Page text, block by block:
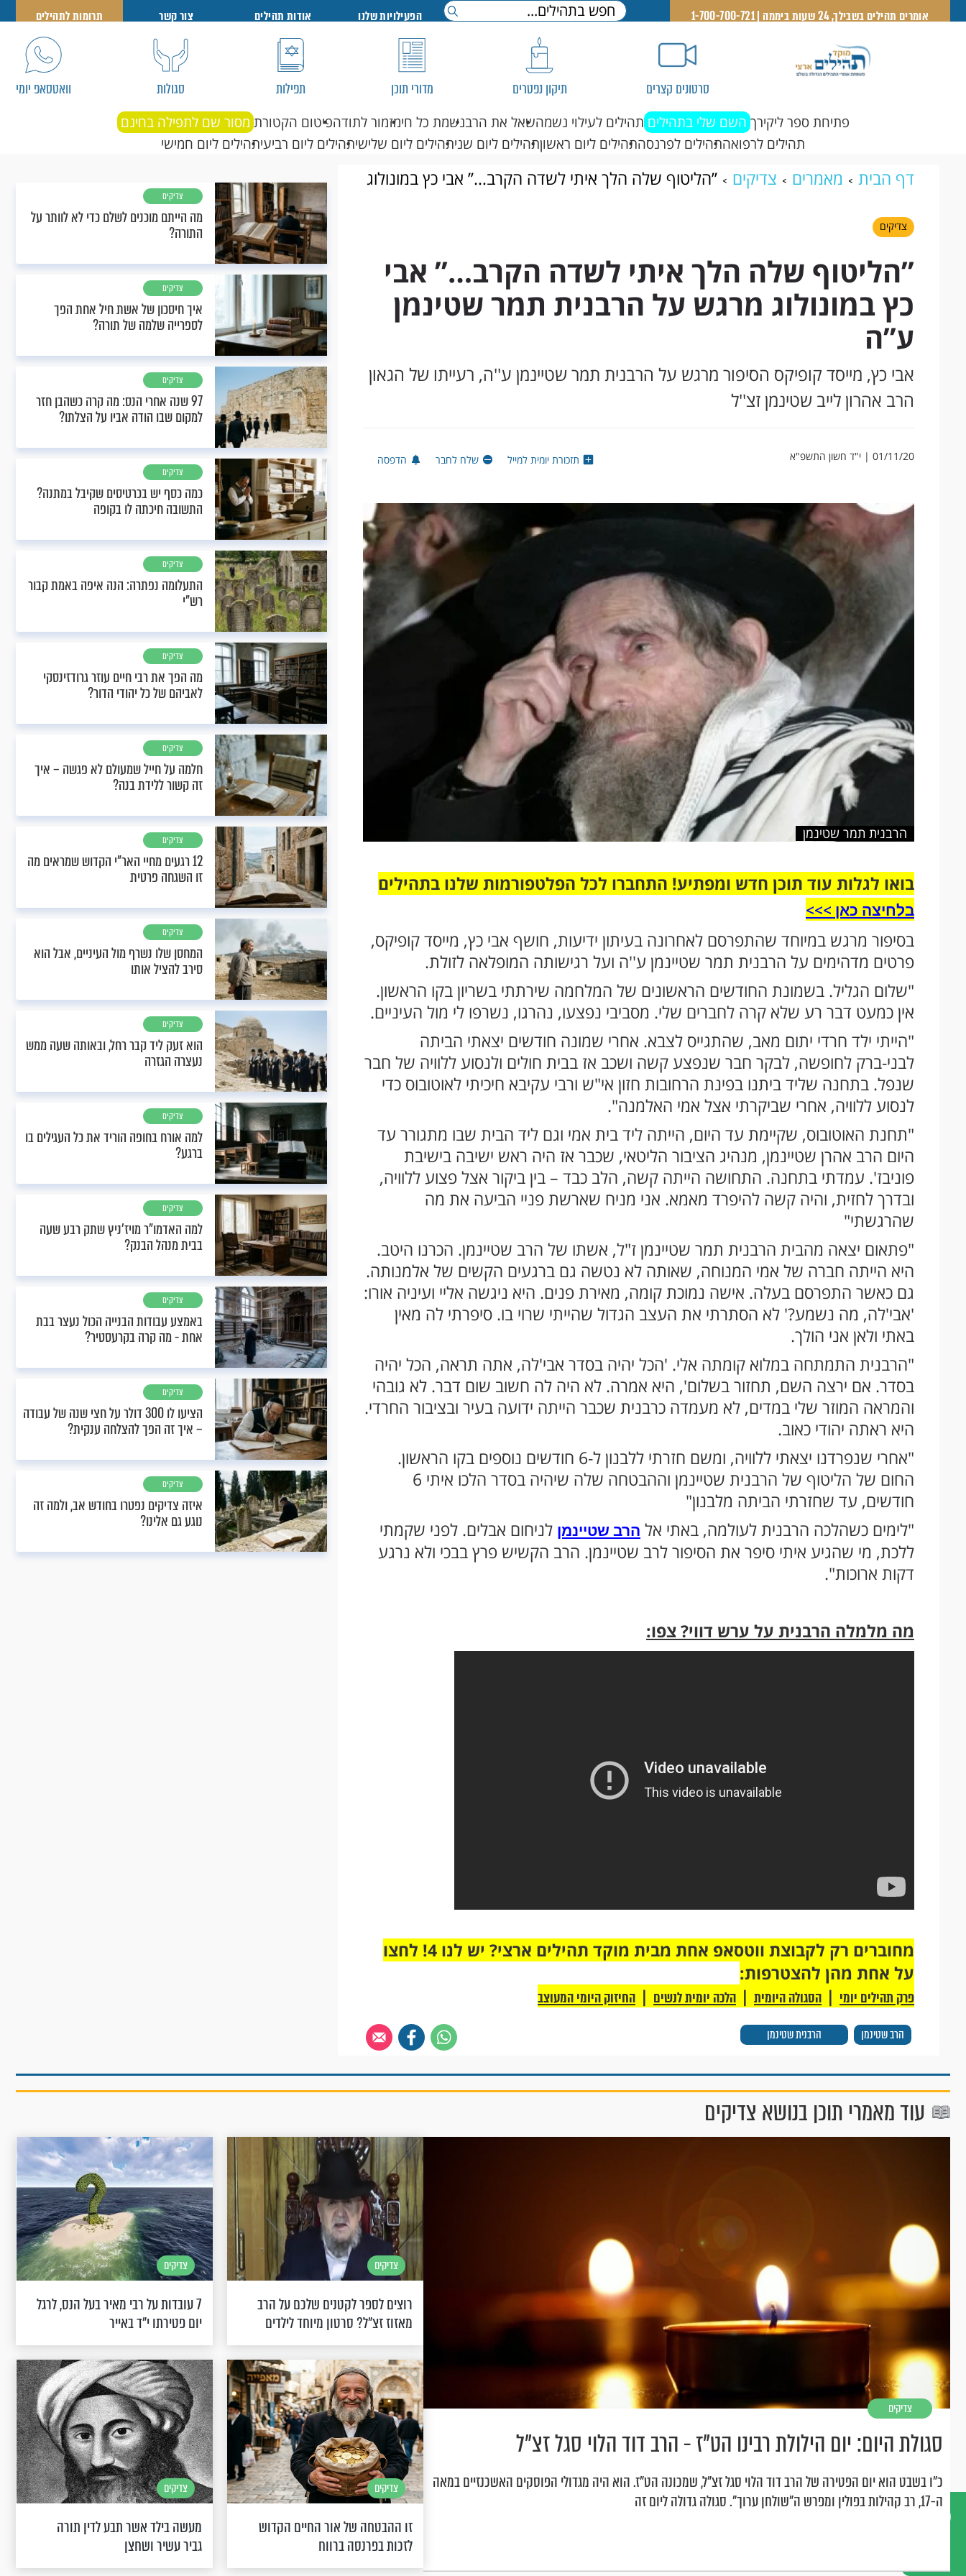
אומרים תהילים בשבילך, 24 שעות ביממה | 1-700-700-721 הפעילויות שלנו אודות תהילים צור קשר תרומות לתהילים
סרטונים קצרים תיקון נפטרים מדורי תוכן תפילות סגולות וואטסאפ יומי
פתיחת ספר ליקירך השם שלי בתהילים תהילים לעילוי נשמהשאל את הרבנשמת כל חימזמור לתודהפיטום הקטורת מסור שם לתפילה בחינם
תהילים לרפואהתהילים לפרנסהתהילים ליום ראשוןתהילים ליום שניתהילים ליום שלישיתהילים ליום רביעיתהילים ליום חמישי
דף הבית מאמרים צדיקים
’’הליטוף שלה הלך איתי לשדה הקרב…’’ אבי כץ במונולוג
מרגש על הרבנית תמר שטינמן ע’’ה
צדיקים
’’הליטוף שלה הלך איתי לשדה הקרב…’’ אבי
כץ במונולוג מרגש על הרבנית תמר שטינמן
ע’’ה
אבי כץ, מייסד קופיקס הסיפור מרגש על הרבנית תמר שטיינמן ע''ה, רעייתו של הגאון
הרב אהרון לייב שטינמן זצ''ל
01/11/20 | י"ד חשון התשפ"א תזכורת יומית למייל שלח לחבר הדפסה
הרבנית תמר שטינמן
בואו לגלות עוד תוכן חדש ומפתיע! התחברו לכל הפלטפורמות שלנו בתהילים
בלחיצה כאן >>>​
בסיפור מרגש במיוחד שהתפרסם לאחרונה בעיתון ידיעות, חושף אבי כץ, מייסד קופיקס,
פרטים מדהימים על הרבנית תמר שטיינמן ע''ה ועל רגישותה המופלאה לזולת.
"שלום הגליל. בשמונת החודשים הראשונים של המלחמה שירתתי בשריון בקו הראשון.
אין כמעט דבר רע שלא קרה לחברים שלי. מסביבי נפצעו, נהרגו, נשרפו לי מול העיניים.
"הייתי ילד חרדי יתום מאב, שהתגייס לצבא. אחרי שמונה חודשים יצאתי הביתה
לבני-ברק לחופשה, לבקר חבר שנפצע קשה ושכב אז בבית חולים ולנסוע ללוויה של חבר
שנפל. בתחנה שליד ביתנו בפינת הרחובות חזון אי"ש ורבי עקיבא חיכיתי לאוטובוס כדי
לנסוע ללוויה, אחרי שביקרתי אצל אמי האלמנה".
"תחנת האוטובוס, שקיימת עד היום, הייתה ליד בית אמי וגם ליד הבית שבו מתגורר עד
היום הרב אהרן שטיינמן, מנהיג הציבור הליטאי, שכבר אז היה ראש ישיבה בישיבת
פוניבז'. עמדתי בתחנה. התחושה הייתה קשה, הלב כבד – בין ביקור אצל פצוע ללוויה,
ובדרך לחזית, והיה קשה להיפרד מאמא. אני מניח שארשת פניי הביעה את מה
שהרגשתי"
"פתאום יצאה מהבית הרבנית תמר שטיינמן ז"ל, אשתו של הרב שטיינמן. הכרנו היטב.
היא הייתה חברה של אמי המנוחה, שאותה לא נטשה גם ברגעים הקשים של אלמנותה.
גם כאשר התפרסם בעלה. אישה נמוכת קומה, מאירת פנים. היא ניגשה אליי ועיניה אורו:
'אבי'לה, מה נשמע?' לא הסתרתי את העצב הגדול שהייתי שרוי בו. סיפרתי לה מאין
באתי ולאן אני הולך.
"הרבנית התמתחה במלוא קומתה אלי. 'הכל יהיה בסדר אבי'לה, אתה תראה, הכל יהיה
בסדר. אם ירצה השם, תחזור בשלום', היא אמרה. לא היה לה חשוב שום דבר. לא גובהי
והמראה המוזר שלי במדים, לא מעמדה כרבנית שכבר הייתה ידועה בעיר ובציבור החרדי.
היא ראתה יהודי כאוב.
"אחרי שנפרדנו יצאתי ללוויה, ומשם חזרתי ללבנון ל-6 חודשים נוספים בקו הראשון.
החום של הליטוף של הרבנית שטיינמן וההבטחה שלה שיהיה בסדר הלכו איתי 6
חודשים, עד שחזרתי הביתה מלבנון"
"לימים כשהלכה הרבנית לעולמה, באתי אל הרב שטיינמן לניחום אבלים. לפני שקמתי
ללכת, מי שהגיע איתי סיפר את הסיפור לרב שטיינמן. הרב הקשיש פרץ בבכי ולא נרגע
דקות ארוכות".
מה מלמלה הרבנית על ערש דווי? צפו:
הרב שטינמן הרבנית שטינמן
מחוברים רק לקבוצת ווטסאפ אחת מבית מוקד תהילים ארצי? יש לנו 4! לחצו
על אחת מהן להצטרפות:
פרק תהילים יומי | הסגולה היומית | הלכה יומית לנשים | החיזוק היומי המעוצב
צדיקים
מה הייתם מוכנים לשלם כדי לא לוותר על
התורה?
צדיקים
איך חיסכון של אשת חיל אחת הפך
לספרייה שלמה של תורה?
צדיקים
97 שנה אחרי הנס: מה קרה כשהבן חזר
למקום שבו הודה אביו על הצלתו?
צדיקים
כמה כסף יש בכרטיסים שקיבל במתנה?
התשובה חיכתה לו בקופה
צדיקים
התעלומה נפתרה: הנה איפה באמת קבור
רש"י
צדיקים
מה הפך את רבי חיים עוזר גרודזינסקי
לאביהם של כל יהודי הדור?
צדיקים
חלמה על חייל שמעולם לא פגשה – איך
זה קשור ללידת בנה?
צדיקים
12 רגעים מחיי האר"י הקדוש שמראים מה
זו השגחה פרטית
צדיקים
המחסן שלו נשרף מול העיניים, אבל הוא
סירב להציל אותו
צדיקים
הוא זעק ליד קבר רחל, ובאותה שעה ממש
נעצרה הגזרה
צדיקים
למה אורח בחופה הוריד את כל העגילים בו
ברגע?
צדיקים
למה האדמו"ר מויז'ניץ שתק רבע שעה
בבית מנהל הבנק?
צדיקים
באמצע עבודות הבנייה הכול נעצר בבת
אחת - מה קרה בקרעסטיר?
צדיקים
הציעו לו 300 דולר על חצי שנה של עבודה
– איך זה הפך להצלחה ענקית?
צדיקים
איזה צדיקים נפטרו בחודש אב, ולמה זה
נוגע גם אלינו?
עוד מאמרי תוכן בנושא צדיקים
צדיקים
סגולת היום: יום הילולת רבינו הט"ז - הרב דוד הלוי סגל זצ"ל
כ"ו בשבט הוא יום הפטירה של הרב דוד הלוי סגל זצ"ל, שמכונה הט"ז. הוא היה מגדולי הפוסקים האשכנזיים במאה
ה-17, רב קהילות בפולין ומפרש ה"שולחן ערוך". סגולה גדולה ליום זה
צדיקים
רוצים לספר לקטנים שלכם על הרב
מאזוז זצ"ל? סרטון מיוחד לילדים
צדיקים
7 עובדות על רבי מאיר בעל הנס, לרגל
יום פטירתו י"ד באייר
צדיקים
זו ההבטחה של אור החיים הקדוש
לזכות בפרנסה ברווח
צדיקים
מעשה בילד אשר תבע לדין תורה
גביר עשיר ושחצן